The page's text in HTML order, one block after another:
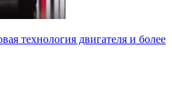
технология двигателя и более